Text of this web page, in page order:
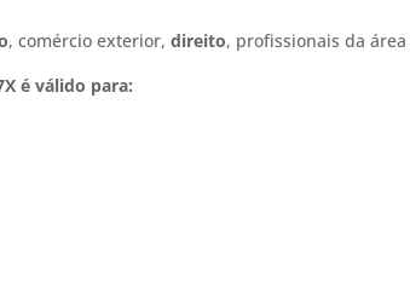
, comércio exterior, direito, profissionais da
é válido para: